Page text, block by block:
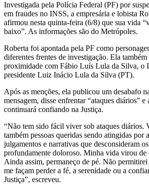
Investigada pela Polícia Federal (PF) por
em fraudes no INSS, a empresária e lobista
afirmou nesta quinta-feira (6/8) que sua vida
baixo”. As informações são do Metrópoles.
Roberta foi apontada pela PF como
diferentes frentes de investigação. Ela também
proximidade com Fábio Luís Lula da Silva, o
presidente Luiz Inácio Lula da Silva (PT).
Após as menções, ela publicou um desabafo
mensagem, disse enfrentar “ataques diários”
continuará confiando na Justiça.
“Não tem sido fácil viver sob ataques diários.
também pessoas queridas sendo atingidas por
julgamentos e narrativas que desconsideram
profundamente doloroso. Minha vida virou de
Ainda assim, permaneço de pé. Não
me façam perder a fé, a serenidade ou a
Justiça”, escreveu.